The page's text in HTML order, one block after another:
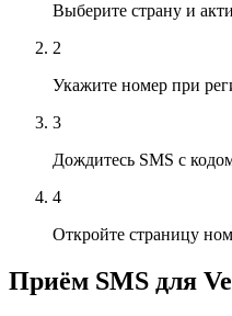
Выберите страну и
2
Укажите номер при
3
Дождитесь SMS с
4
Откройте страницу
Приём SMS для